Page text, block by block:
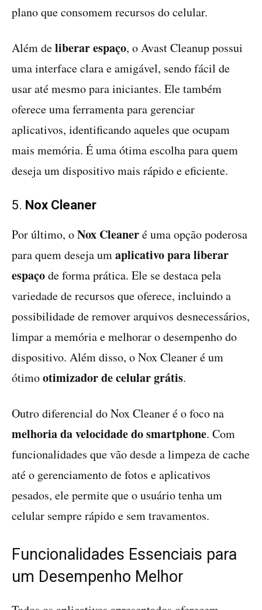
plano que consomem recursos do celular.
Além deliberar espaço, o Avast Cleanup possui
uma interface clara e amigável, sendo fácil de
usar até mesmo para iniciantes. Ele também
oferece uma ferramenta para gerenciar
aplicativos, identificando aqueles que ocupam
mais memória. É uma ótima escolha para quem
deseja um dispositivo mais rápido e eficiente.
5. Nox Cleaner
Por último, oNox Cleaneré uma opção poderosa
para quem deseja umaplicativo para liberar
espaçode forma prática. Ele se destaca pela
variedade de recursos que oferece, incluindo a
possibilidade de remover arquivos desnecessários,
limpar a memória e melhorar o desempenho do
dispositivo. Além disso, o Nox Cleaner é um
ótimootimizador de celular grátis.
Outro diferencial do Nox Cleaner é o foco na
melhoria da velocidade do smartphone. Com
funcionalidades que vão desde a limpeza de cache
até o gerenciamento de fotos e aplicativos
pesados, ele permite que o usuário tenha um
celular sempre rápido e sem travamentos.
Funcionalidades Essenciais para
um Desempenho Melhor